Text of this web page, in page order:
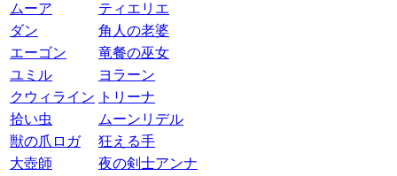
ムーア
ティエリエ
ダン
角人の老婆
エーゴン
竜餐の巫女
ユミル
ヨラーン
クウィライン
トリーナ
拾い虫
ムーンリデル
獣の爪ロガ
狂える手
大壺師
夜の剣士アンナ